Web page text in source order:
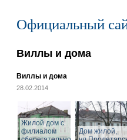
Официальный
Виллы и дома
Виллы и дома
28.02.2014
Жилой дом с
филиалом
Дом жилой,